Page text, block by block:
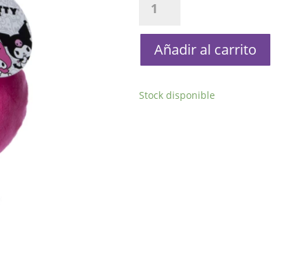
Sanrio
Melody
cantidad
Añadir al carrito
Stock disponible